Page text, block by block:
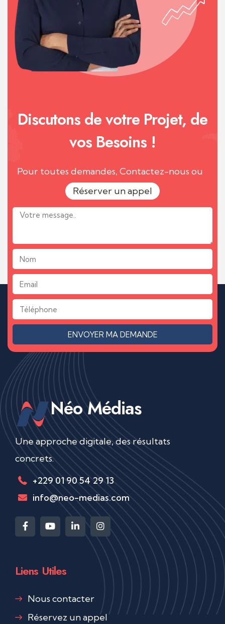
Discutons de votre Projet, de
vos Besoins !
Pour toutes demandes, Contactez-nous ou
Réserver un appel
ENVOYER MA DEMANDE
Néo Médias
Une approche digitale, des résultats
concrets.
+229 01 90 54 29 13
info@neo-medias.com
Liens Utiles
Nous contacter
Réservez un appel